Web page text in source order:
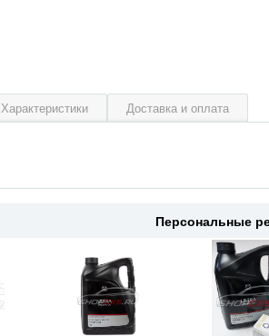
Характеристики Доставка и оплата
Персональные